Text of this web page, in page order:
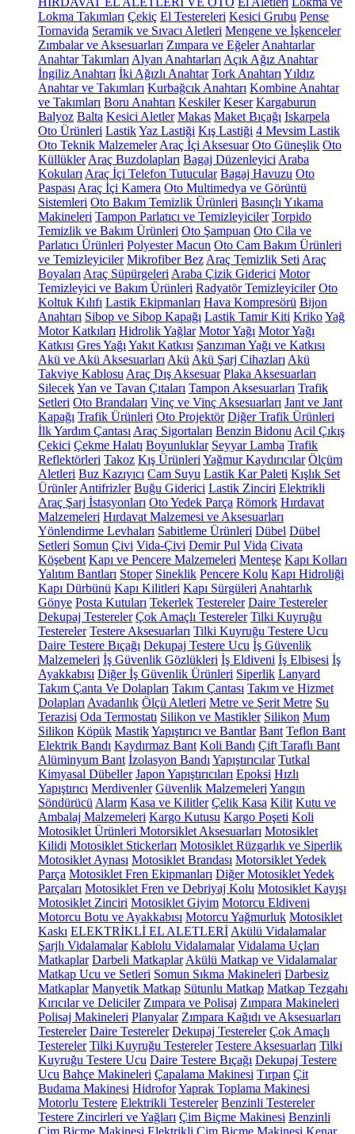
Lokma Takımları Çekiç El Testereleri Kesici Grubu Pense
Tornavida Seramik ve Sıvacı Aletleri Mengene ve İşkenceler
Zımbalar ve Aksesuarları Zımpara ve Eğeler Anahtarlar
Anahtar Takımları Alyan Anahtarları Açık Ağız Anahtar
İngiliz Anahtarı İki Ağızlı Anahtar Tork Anahtarı Yıldız
Anahtar ve Takımları Kurbağcık Anahtarı Kombine Anahtar
ve Takımları Boru Anahtarı Keskiler Keser Kargaburun
Balyoz Balta Kesici Aletler Makas Maket Bıçağı Iskarpela
Oto Ürünleri LastikYaz Lastiği Kış Lastiği 4 Mevsim Lastik
Oto Teknik Malzemeler Araç İçi Aksesuar Oto Güneşlik Oto
Küllükler Araç Buzdolapları Bagaj Düzenleyici Araba
Kokuları Araç İçi Telefon Tutucular Bagaj Havuzu Oto
Paspası Araç İçi Kamera Oto Multimedya ve Görüntü
Sistemleri Oto Bakım Temizlik Ürünleri Basınçlı Yıkama
Makineleri Tampon Parlatıcı ve Temizleyiciler Torpido
Temizlik ve Bakım Ürünleri Oto Şampuan Oto Cila ve
Parlatıcı Ürünleri Polyester Macun Oto Cam Bakım Ürünleri
ve Temizleyiciler Mikrofiber Bez Araç Temizlik Seti Araç
Boyaları Araç Süpürgeleri Araba Çizik Giderici Motor
Temizleyici ve Bakım Ürünleri Radyatör Temizleyiciler Oto
Koltuk Kılıfı Lastik Ekipmanları Hava Kompresörü Bijon
Anahtarı Sibop ve Sibop Kapağı Lastik Tamir Kiti KrikoYağ
Motor Katkıları Hidrolik Yağlar Motor Yağı Motor Yağı
Katkısı Gres Yağı Yakıt Katkısı Şanzıman Yağı ve Katkısı
Akü ve Akü Aksesuarları Akü Akü Şarj Cihazları Akü
Takviye Kablosu Araç Dış Aksesuar Plaka Aksesuarları
SilecekYan ve Tavan Çıtaları Tampon Aksesuarları Trafik
Setleri Oto Brandaları Vinç ve Vinç Aksesuarları Jant ve Jant
Kapağı Trafik Ürünleri Oto Projektör Diğer Trafik Ürünleri
İlk Yardım Çantası Araç Sigortaları Benzin Bidonu Acil Çıkış
Çekici Çekme Halatı Boyunluklar Seyyar Lamba Trafik
Reflektörleri Takoz Kış Ürünleri Yağmur Kaydırıcılar Ölçüm
Aletleri Buz Kazıyıcı Cam Suyu Lastik Kar Paleti Kışlık Set
Ürünler Antifrizler Buğu Giderici Lastik Zinciri Elektrikli
Araç Şarj İstasyonları Oto Yedek Parça Römork Hırdavat
Malzemeleri Hırdavat Malzemesi ve Aksesuarları
Yönlendirme Levhaları Sabitleme Ürünleri Dübel Dübel
Setleri Somun Çivi Vida-Çivi Demir Pul Vida Civata
Köşebent Kapı ve Pencere Malzemeleri Menteşe Kapı Kolları
Yalıtım Bantları Stoper Sineklik Pencere Kolu Kapı Hidroliği
Kapı Dürbünü Kapı Kilitleri Kapı Sürgüleri Anahtarlık
Gönye Posta Kutuları Tekerlek Testereler Daire Testereler
Dekupaj Testereler Çok Amaçlı Testereler Tilki Kuyruğu
Testereler Testere Aksesuarları Tilki Kuyruğu Testere Ucu
Daire Testere Bıçağı Dekupaj Testere Ucu İş Güvenlik
Malzemeleri İş Güvenlik Gözlükleri İş Eldiveni İş Elbisesi İş
Ayakkabısı Diğer İş Güvenlik Ürünleri Siperlik Lanyard
Takım Çanta Ve Dolapları Takım Çantası Takım ve Hizmet
Dolapları Avadanlık Ölçü Aletleri Metre ve Şerit Metre Su
Terazisi Oda Termostatı Silikon ve Mastikler Silikon Mum
Silikon Köpük MastikYapıştırıcı ve Bantlar Bant Teflon Bant
Elektrik Bandı Kaydırmaz Bant Koli Bandı Çift Taraflı Bant
Alüminyum Bant İzolasyon Bandı Yapıştırıcılar Tutkal
Kimyasal Dübeller Japon Yapıştırıcıları Epoksi Hızlı
Yapıştırıcı Merdivenler Güvenlik Malzemeleri Yangın
Söndürücü Alarm Kasa ve Kilitler Çelik Kasa Kilit Kutu ve
Ambalaj Malzemeleri Kargo Kutusu Kargo Poşeti Koli
Motosiklet Ürünleri Motorsiklet Aksesuarları Motosiklet
Kilidi Motosiklet Stickerları Motosiklet Rüzgarlık ve Siperlik
Motosiklet Aynası Motosiklet Brandası Motorsiklet Yedek
Parça Motosiklet Fren Ekipmanları Diğer Motosiklet Yedek
Parçaları Motosiklet Fren ve Debriyaj Kolu Motosiklet Kayışı
Motosiklet Zinciri Motosiklet Giyim Motorcu Eldiveni
Motorcu Botu ve Ayakkabısı Motorcu Yağmurluk Motosiklet
Kaskı ELEKTRİKLİ EL ALETLERİ Akülü Vidalamalar
Şarjlı Vidalamalar Kablolu Vidalamalar Vidalama Uçları
Matkaplar Darbeli Matkaplar Akülü Matkap ve Vidalamalar
Matkap Ucu ve Setleri Somun Sıkma Makineleri Darbesiz
Matkaplar Manyetik Matkap Sütunlu Matkap Matkap Tezgahı
Kırıcılar ve Deliciler Zımpara ve Polisaj Zımpara Makineleri
Polisaj Makineleri Planyalar Zımpara Kağıdı ve Aksesuarları
Testereler Daire Testereler Dekupaj Testereler Çok Amaçlı
Testereler Tilki Kuyruğu Testereler Testere Aksesuarları Tilki
Kuyruğu Testere Ucu Daire Testere Bıçağı Dekupaj Testere
Ucu Bahçe Makineleri Çapalama Makinesi Tırpan Çit
Budama Makinesi HidroforYaprak Toplama Makinesi
Motorlu Testere Elektrikli Testereler Benzinli Testereler
Testere Zincirleri ve Yağları Çim Biçme Makinesi Benzinli
Çim Biçme Makinesi Elektrikli Çim Biçme Makinesi Kenar